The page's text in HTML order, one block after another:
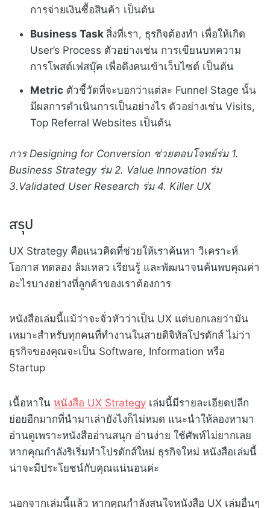
การจ่ายเงินซื้อสินค้า เป็นต้น
Business Task สิ่งที่เรา, ธุรกิจต้องทำ เพื่อให้เกิด
User’s Process ตัวอย่างเช่น การเขียนบทความ
การโพสต์เฟสบุ๊ค เพื่อดึงคนเข้าเว็บไซต์ เป็นต้น
Metric ตัวชี้วัดที่จะบอกว่าแต่ละ Funnel Stage นั้น
มีผลการดำเนินการเป็นอย่างไร ตัวอย่างเช่น Visits,
Top Referral Websites เป็นต้น
การ Designing for Conversion ช่วยตอบโจทย์ร่ม 1.
Business Strategy ร่ม 2. Value Innovation ร่ม
3.Validated User Research ร่ม 4. Killer UX
สรุป
UX Strategy คือแนวคิดที่ช่วยให้เราค้นหา วิเคราะห์
โอกาส ทดลอง ล้มเหลว เรียนรู้ และพัฒนาจนค้นพบคุณค่า
อะไรบางอย่างที่ลูกค้าของเราต้องการ
หนังสือเล่มนี้แม้ว่าจะจั่วหัวว่าเป็น UX แต่บอกเลยว่ามัน
เหมาะสำหรับทุกคนที่ทำงานในสายดิจิทัลโปรดักส์ ไม่ว่า
ธุรกิจของคุณจะเป็น Software, Information หรือ
Startup
เนื้อหาใน หนังสือ UX Strategy เล่มนี้มีรายละเอียดปลีก
ย่อยอีกมากที่นำมาเล่ายังไงก็ไม่หมด แนะนำให้ลองหามา
อ่านดูเพราะหนังสืออ่านสนุก อ่านง่าย ใช้ศัพท์ไม่ยากเลย
หากคุณกำลังริเริ่มทำโปรดักส์ใหม่ ธุรกิจใหม่ หนังสือเล่มนี้
น่าจะมีประโยชน์กับคุณแน่นอนค่ะ
นอกจากเล่มนี้แล้ว หากคุณกำลังสนใจหนังสือ UX เล่มอื่นๆ